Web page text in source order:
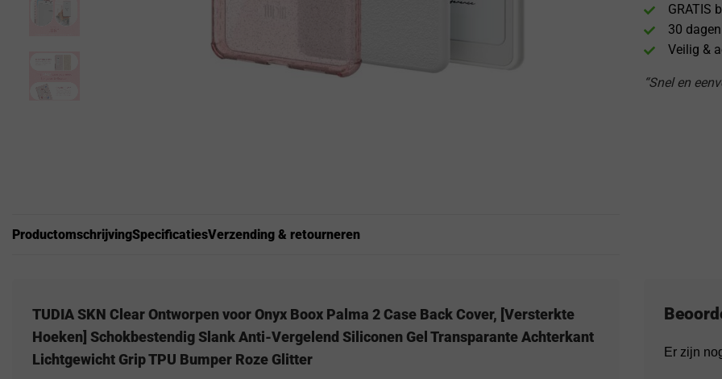
GRATIS
30
Veilig &
“Snel en
ProductomschrijvingSpecificatiesVerzending & retourneren
TUDIA SKN Clear Ontworpen voor Onyx Boox Palma 2 Case Back Cover, [Versterkte
Hoeken] Schokbestendig Slank Anti-Vergelend Siliconen Gel Transparante Achterkant
Lichtgewicht Grip TPU Bumper Roze Glitter
Er zijn